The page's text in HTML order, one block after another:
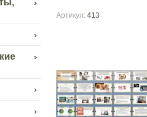
Артикул: 413